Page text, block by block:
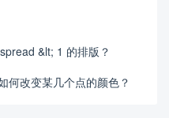
&lt; 1 的排版？
何改变某几个点的颜色？